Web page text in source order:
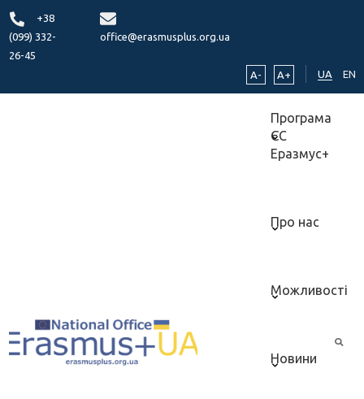
+38
(099) 332-
26-45
office@erasmusplus.org.ua
A- A+ UA EN
Програма
ЄС
Еразмус+
Про нас
Можливості
Новини